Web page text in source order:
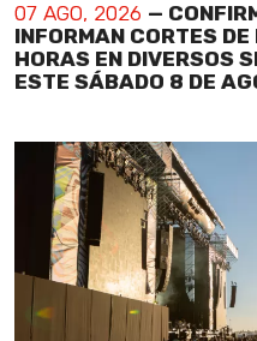
07 AGO, 2026 —
INFORMAN CORTES
HORAS EN DIVERSOS
ESTE SÁBADO 8 DE